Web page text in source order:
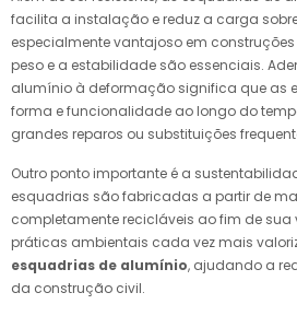
facilita a instalação e reduz a carga
especialmente vantajoso em
peso e a estabilidade são essenciais.
alumínio à deformação significa que as
forma e funcionalidade ao longo do
grandes reparos ou substituições
Outro ponto importante é a
esquadrias são fabricadas a partir de
completamente recicláveis ao fim de sua
práticas ambientais cada vez mais
esquadrias de alumínio, ajudando a
da construção civil.